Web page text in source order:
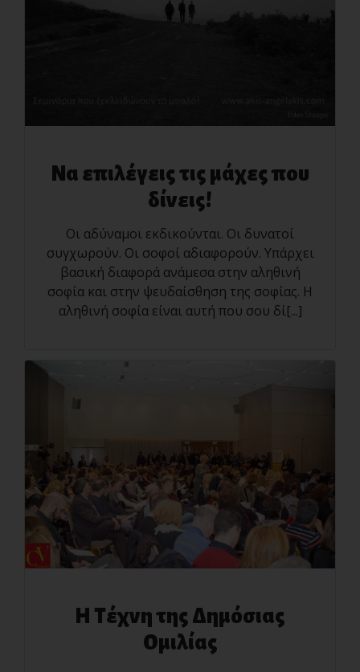
Να επιλέγεις τις μάχες που
δίνεις!
Οι αδύναμοι εκδικούνται. Οι δυνατοί
συγχωρούν. Οι σοφοί αδιαφορούν. Υπάρχει
βασική διαφορά ανάμεσα στην αληθινή
σοφία και στην ψευδαίσθηση της σοφίας. Η
αληθινή σοφία είναι αυτή που σου δί[...]
Η Τέχνη της Δημόσιας
Ομιλίας